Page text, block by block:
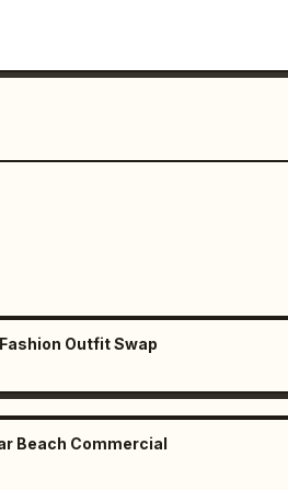
Outfit Swap
Beach Commercial